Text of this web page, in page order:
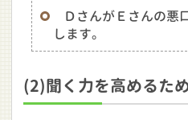
ＤさんがＥさんの悪
します。
(2)聞く力を高めるた